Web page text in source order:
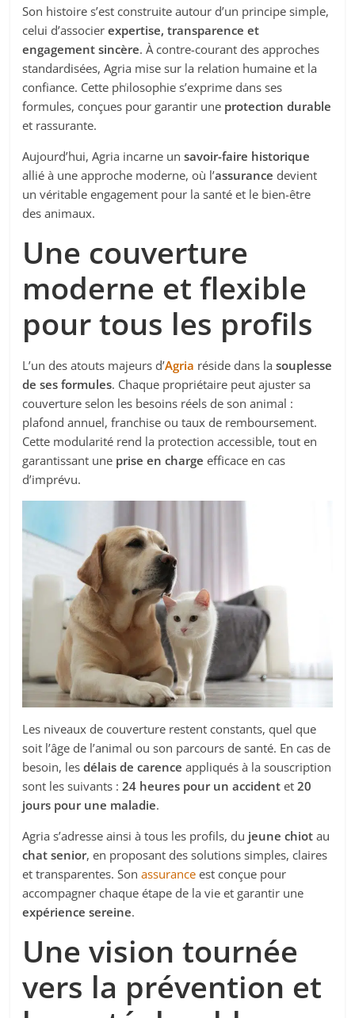
Son histoire s’est construite autour d’un principe simple,
celui d’associerexpertise, transparence et
engagement sincère. À contre-courant des approches
standardisées, Agria mise sur la relation humaine et la
confiance. Cette philosophie s’exprime dans ses
formules, conçues pour garantir une protection durable
et rassurante.
Aujourd’hui, Agria incarne unsavoir-faire historique
allié à une approche moderne, où l’assurance devient
un véritable engagement pour la santé et le bien-être
des animaux.
Une couverture
moderne et flexible
pour tous les profils
L’un des atouts majeurs d’Agria réside dans lasouplesse
de ses formules. Chaque propriétaire peut ajuster sa
couverture selon les besoins réels de son animal :
plafond annuel, franchise ou taux de remboursement.
Cette modularité rend la protection accessible, tout en
garantissant une prise en charge efficace en cas
d’imprévu.
Les niveaux de couverture restent constants, quel que
soit l’âge de l’animal ou son parcours de santé. En cas de
besoin, lesdélais de carence appliqués à la souscription
sont les suivants :24 heures pour un accident et20
jours pour une maladie.
Agria s’adresse ainsi à tous les profils, du jeune chiot au
chat senior, en proposant des solutions simples, claires
et transparentes. Sonassurance est conçue pour
accompagner chaque étape de la vie et garantir une
expérience sereine.
Une vision tournée
vers la prévention et